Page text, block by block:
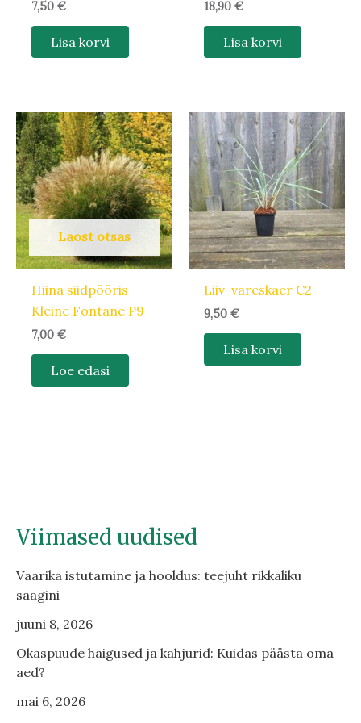
Viimased uudised
Vaarika istutamine ja hooldus: teejuht rikkaliku
saagini
juuni 8, 2026
Okaspuude haigused ja kahjurid: Kuidas päästa oma
aed?
mai 6, 2026
7,50€
Lisa korvi
18,90€
Lisa korvi
Laost otsas
Hiina siidpööris
Kleine Fontane P9
7,00€
Loe edasi
Liiv-vareskaer C2
9,50€
Lisa korvi